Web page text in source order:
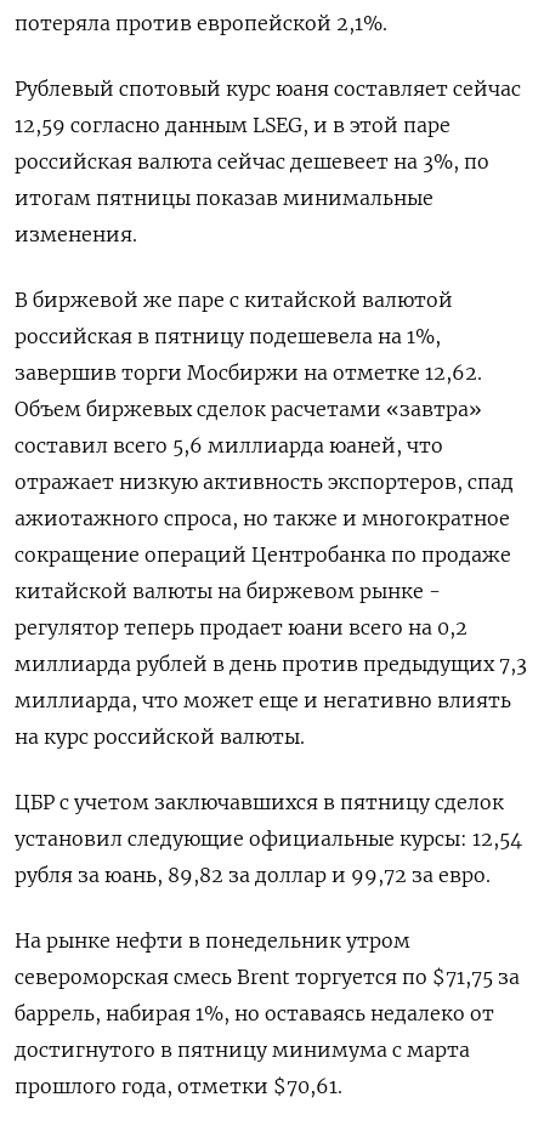
потеряла против европейской 2,1%.
Рублевый спотовый курс юаня составляет сейчас
12,59 согласно данным LSEG, и в этой паре
российская валюта сейчас дешевеет на 3%, по
итогам пятницы показав минимальные
изменения.
В биржевой же паре с китайской валютой
российская в пятницу подешевела на 1%,
завершив торги Мосбиржи на отметке 12,62.
Объем биржевых сделок расчетами «завтра»
составил всего 5,6 миллиарда юаней, что
отражает низкую активность экспортеров, спад
ажиотажного спроса, но также и многократное
сокращение операций Центробанка по продаже
китайской валюты на биржевом рынке -
регулятор теперь продает юани всего на 0,2
миллиарда рублей в день против предыдущих 7,3
миллиарда, что может еще и негативно влиять
на курс российской валюты.
ЦБР с учетом заключавшихся в пятницу сделок
установил следующие официальные курсы: 12,54
рубля за юань, 89,82 за доллар и 99,72 за евро.
На рынке нефти в понедельник утром
североморская смесь Brent торгуется по $71,75 за
баррель, набирая 1%, но оставаясь недалеко от
достигнутого в пятницу минимума с марта
прошлого года, отметки $70,61.